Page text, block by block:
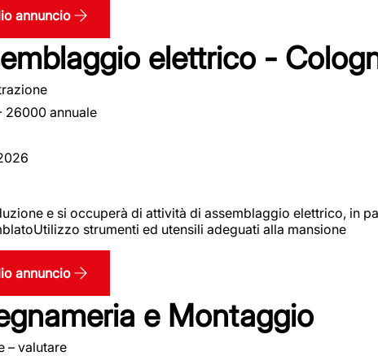
annuncio
elettrico -
26000 annuale
e si occuperà di attività di assemblaggio elettrico,
strumenti ed utensili adeguati alla mansione
annuncio
e Montaggio
– valutare